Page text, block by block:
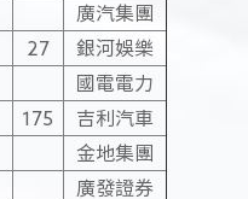
廣汽集團
27
銀河娛樂
國電電力
175
吉利汽車
金地集團
廣發證券